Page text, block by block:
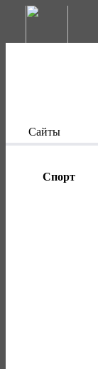
Сайты
Спорт